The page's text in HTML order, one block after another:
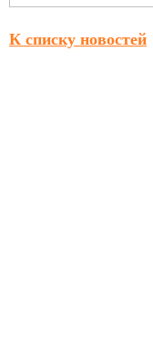
К списку новостей